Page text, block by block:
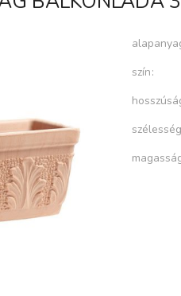
szín
szélesség